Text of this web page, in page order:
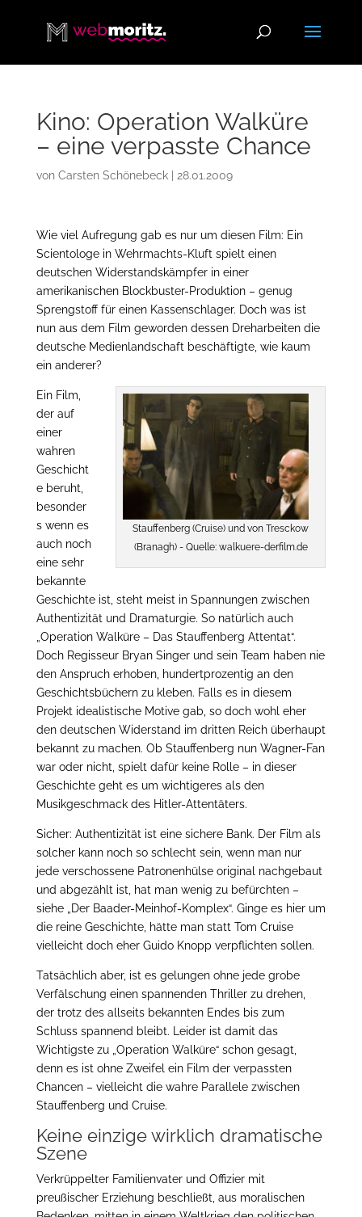
Kino: Operation Walküre
– eine verpasste Chance
von Carsten Schönebeck| 28.01.2009
Wie viel Aufregung gab es nur um diesen Film: Ein
Scientologe in Wehrmachts-Kluft spielt einen
deutschen Widerstandskämpfer in einer
amerikanischen Blockbuster-Produktion – genug
Sprengstoff für einen Kassenschlager. Doch was ist
nun aus dem Film geworden dessen Dreharbeiten die
deutsche Medienlandschaft beschäftigte, wie kaum
ein anderer?
Stauffenberg (Cruise) und von Tresckow
(Branagh) - Quelle: walkuere-derfilm.de
Ein Film,
der auf
einer
wahren
Geschicht
e beruht,
besonder
s wenn es
auch noch
eine sehr
bekannte
Geschichte ist, steht meist in Spannungen zwischen
Authentizität und Dramaturgie. So natürlich auch
„Operation Walküre – Das Stauffenberg Attentat“.
Doch Regisseur Bryan Singer und sein Team haben nie
den Anspruch erhoben, hundertprozentig an den
Geschichtsbüchern zu kleben. Falls es in diesem
Projekt idealistische Motive gab, so doch wohl eher
den deutschen Widerstand im dritten Reich überhaupt
bekannt zu machen. Ob Stauffenberg nun Wagner-Fan
war oder nicht, spielt dafür keine Rolle – in dieser
Geschichte geht es um wichtigeres als den
Musikgeschmack des Hitler-Attentäters.
Sicher: Authentizität ist eine sichere Bank. Der Film als
solcher kann noch so schlecht sein, wenn man nur
jede verschossene Patronenhülse original nachgebaut
und abgezählt ist, hat man wenig zu befürchten –
siehe „Der Baader-Meinhof-Komplex“. Ginge es hier um
die reine Geschichte, hätte man statt Tom Cruise
vielleicht doch eher Guido Knopp verpflichten sollen.
Tatsächlich aber, ist es gelungen ohne jede grobe
Verfälschung einen spannenden Thriller zu drehen,
der trotz des allseits bekannten Endes bis zum
Schluss spannend bleibt. Leider ist damit das
Wichtigste zu „Operation Walküre“ schon gesagt,
denn es ist ohne Zweifel ein Film der verpassten
Chancen – vielleicht die wahre Parallele zwischen
Stauffenberg und Cruise.
Keine einzige wirklich dramatische
Szene
Verkrüppelter Familienvater und Offizier mit
preußischer Erziehung beschließt, aus moralischen